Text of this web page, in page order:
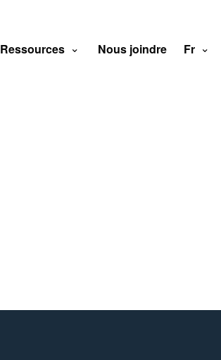
Ressources Nous joindre Fr